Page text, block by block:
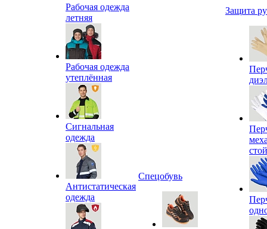
Рабочая одежда
летняя
Рабочая одежда
утеплённая
Сигнальная
одежда
Антистатическая
одежда
Спецобувь
Защита